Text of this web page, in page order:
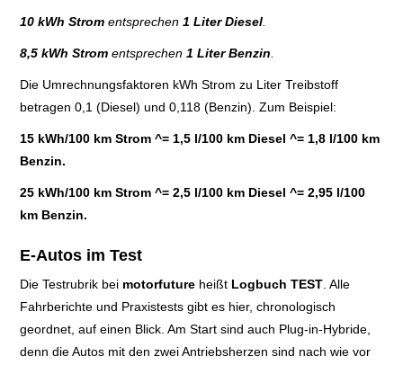
PARKHILFE
RÜCKFAHRKAMERA
SPURHALTE-
ASSISTENT
SPURWECHSEL-
ASSISTENT
STAU-PILOT
10 kWh Strom entsprechen1 Liter Diesel
8,5 kWh Strom entsprechen1 Liter Benzin
Die Umrechnungsfaktoren kWh Strom zu Liter Treibstoff
betragen 0,1 (Diesel) und 0,118 (Benzin). Zum Beispiel:
15 kWh/100 km Strom ^= 1,5 l/100 km Diesel ^= 1,8 l/100 km
Benzin.
25 kWh/100 km Strom ^= 2,5 l/100 km Diesel ^= 2,95 l/100
km Benzin.
E-Autos im Test
Die Testrubrik bei motorfuture heißt Logbuch TEST . Alle
Fahrberichte und Praxistests gibt es hier, chronologisch
geordnet, auf einen Blick. Am Start sind auch Plug-in-Hybride,
denn die Autos mit den zwei Antriebsherzen sind nach wie vor